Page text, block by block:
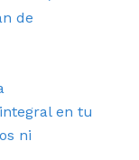
de
en tu
ni